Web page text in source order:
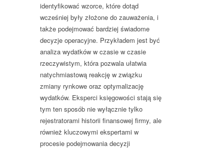
identyfikować wzorce, które dotąd
wcześniej były złożone do zauważenia, i
także podejmować bardziej świadome
decyzje operacyjne. Przykładem jest być
analiza wydatków w czasie w czasie
rzeczywistym, która pozwala ułatwia
natychmiastową reakcję w związku
zmiany rynkowe oraz optymalizację
wydatków. Eksperci księgowości stają się
tym ten sposób nie wyłącznie tylko
rejestratorami historii finansowej firmy, ale
również kluczowymi ekspertami w
procesie podejmowania decyzji